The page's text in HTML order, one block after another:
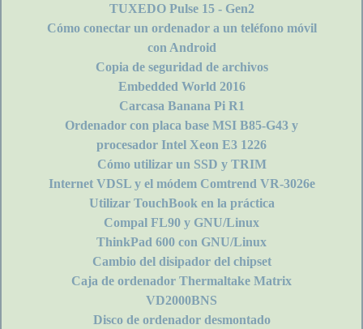
TUXEDO Pulse 15 - Gen2
Cómo conectar un ordenador a un teléfono móvil
con Android
Copia de seguridad de archivos
Embedded World 2016
Carcasa Banana Pi R1
Ordenador con placa base MSI B85-G43 y
procesador Intel Xeon E3 1226
Cómo utilizar un SSD y TRIM
Internet VDSL y el módem Comtrend VR-3026e
Utilizar TouchBook en la práctica
Compal FL90 y GNU/Linux
ThinkPad 600 con GNU/Linux
Cambio del disipador del chipset
Caja de ordenador Thermaltake Matrix
VD2000BNS
Disco de ordenador desmontado